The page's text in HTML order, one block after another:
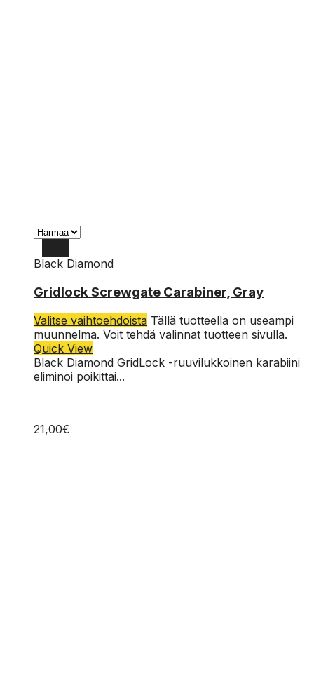
Black Diamond
Gridlock Screwgate Carabiner, Gray
Valitse vaihtoehdoista Tällä tuotteella on useampi
muunnelma. Voit tehdä valinnat tuotteen sivulla.
Quick View
Black Diamond GridLock -ruuvilukkoinen karabiini
eliminoi poikittai...
21,00€